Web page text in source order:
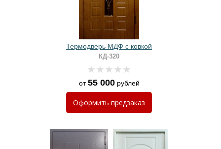
Термодверь МДФ с ковкой
КД-320
от55 000рублей
Оформить предзаказ